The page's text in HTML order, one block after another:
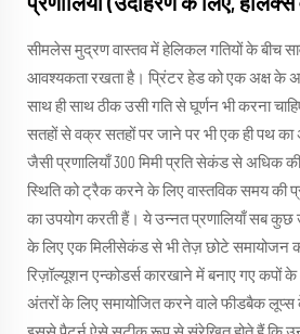
प्रणालियाँ (उदाहरण के लिए,
सीमलेस मुद्रण वास्तव में हेलिकल गतियों के बीच
आवश्यकता रखता है। प्रिंटर हेड को एक अक्ष के
साथ ही साथ ठीक उसी गति से घूर्णन भी करना
सतहों से वक्र सतहों पर जाने पर भी एक ही पथ
जैसी प्रणालियाँ 300 मिमी प्रति सेकंड से अधिक
स्थिति को ट्रैक करने के लिए वास्तविक समय की
का उपयोग करती हैं। ये उन्नत प्रणालियाँ सब
के लिए एक मिलीसेकंड से भी तेज़ छोटे समायोजन
रिज़ॉल्यूशन एन्कोडर्स कारखाने में बनाए गए कपों
अंतरों के लिए समायोजित करने वाले फीडबैक